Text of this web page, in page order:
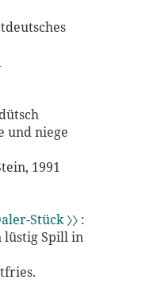
und niege
1991
Stück 〉〉 :
lüstig Spill in